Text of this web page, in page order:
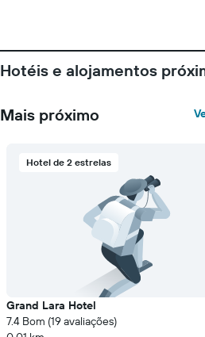
Hotéis e alojamentos
Mais próximo
Hotel de 2 estrelas
Grand Lara Hotel
7.4 Bom (19 avaliações)